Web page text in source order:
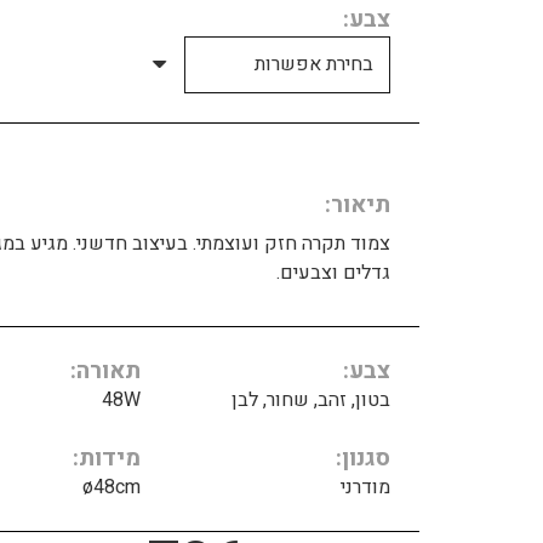
צבע
תיאור
צמוד תקרה חזק ועוצמתי. בעיצוב חדשני. מגיע
גדלים וצבעים.
צבע
בטון, זהב, שחור, לבן
תאורה
48W
סגנון
מודרני
מידות
ø48cm